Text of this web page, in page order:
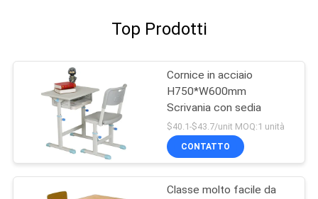
Top Prodotti
Cornice in acciaio
H750*W600mm
Scrivania con sedia
$40.1-$43.7/unit MOQ:1 unità
CONTATTO
Classe molto facile da